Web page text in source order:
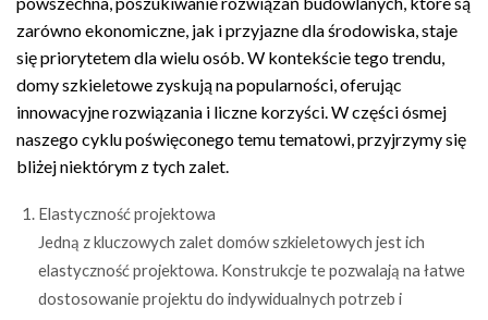
zarówno ekonomiczne, jak i przyjazne dla środowiska, staje
się priorytetem dla wielu osób. W kontekście tego trendu,
domy szkieletowe zyskują na popularności, oferując
innowacyjne rozwiązania i liczne korzyści. W części ósmej
naszego cyklu poświęconego temu tematowi, przyjrzymy się
bliżej niektórym z tych zalet.
Elastyczność projektowa
Jedną z kluczowych zalet domów szkieletowych jest ich
elastyczność projektowa. Konstrukcje te pozwalają na łatwe
dostosowanie projektu do indywidualnych potrzeb i